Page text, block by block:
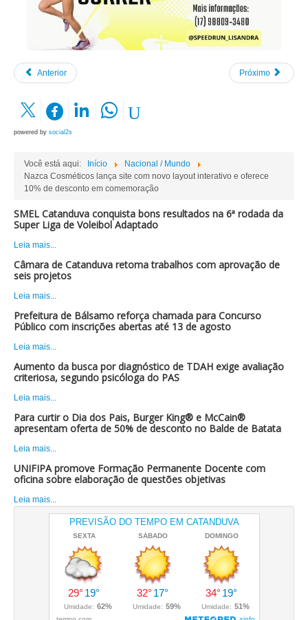
Anterior Próximo
powered by social2s
Você está aqui: Início
Nacional / Mundo
Nazca Cosméticos lança site com novo layout interativo e oferece
10% de desconto em comemoração
SMEL Catanduva conquista bons resultados na 6ª rodada da
Super Liga de Voleibol Adaptado
Leia mais...
Câmara de Catanduva retoma trabalhos com aprovação de
seis projetos
Leia mais...
Prefeitura de Bálsamo reforça chamada para Concurso
Público com inscrições abertas até 13 de agosto
Leia mais...
Aumento da busca por diagnóstico de TDAH exige avaliação
criteriosa, segundo psicóloga do PAS
Leia mais...
Para curtir o Dia dos Pais, Burger King® e McCain®
apresentam oferta de 50% de desconto no Balde de Batata
Leia mais...
UNIFIPA promove Formação Permanente Docente com
oficina sobre elaboração de questões objetivas
Leia mais...